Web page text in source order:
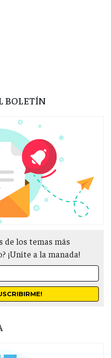
BOLETÍN
de los temas más
¡Unite a la manada!